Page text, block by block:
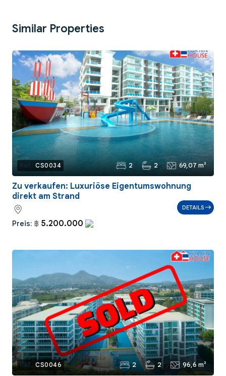
Similar Properties
Ref.: CS0034 2 2 69,07 m²
Zu verkaufen: Luxuriöse Eigentumswohnung
direkt am Strand
Preis: ฿ 5.200.000
DETAILS
Ref.: CS0046 2 2 96,6 m²